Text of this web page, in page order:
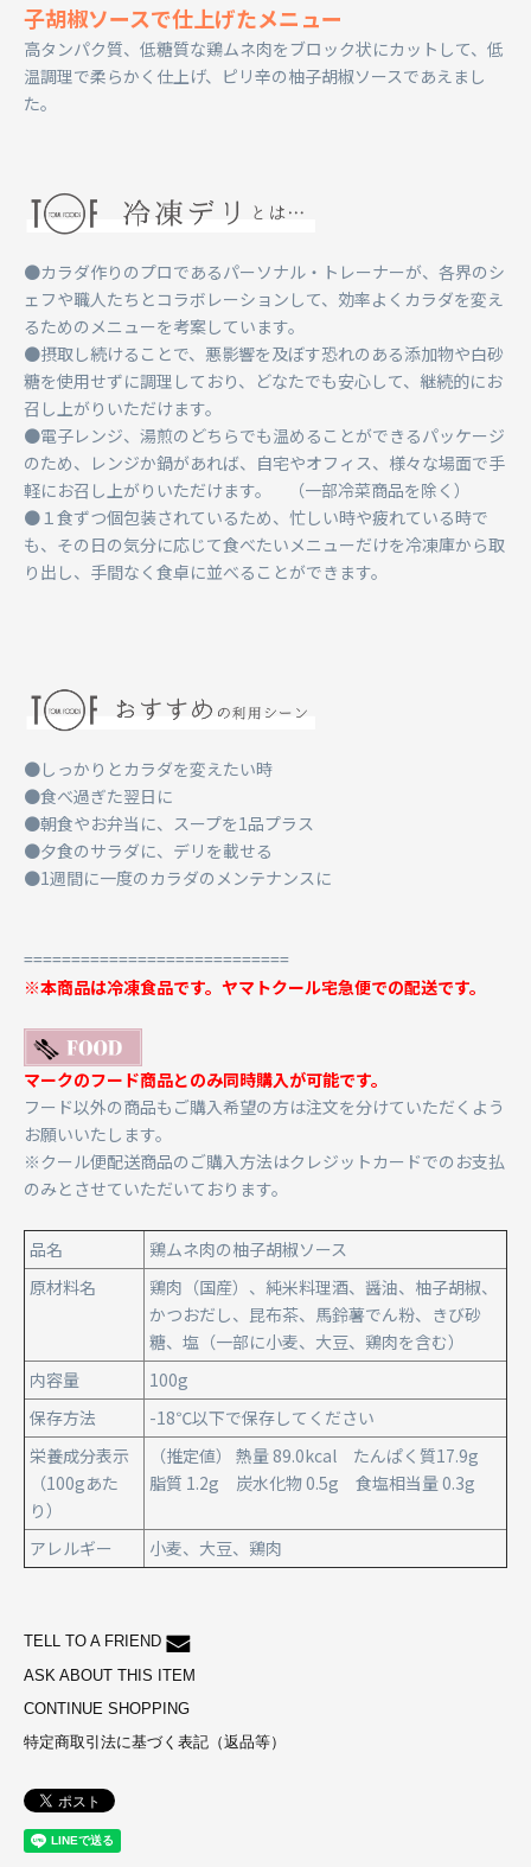
子胡椒ソースで仕上げたメニュー
高タンパク質、低糖質な鶏ムネ肉をブロック状にカットして、低
温調理で柔らかく仕上げ、ピリ辛の柚子胡椒ソースであえまし
た。
●カラダ作りのプロであるパーソナル・トレーナーが、各界のシ
ェフや職人たちとコラボレーションして、効率よくカラダを変え
るためのメニューを考案しています。
●摂取し続けることで、悪影響を及ぼす恐れのある添加物や白砂
糖を使用せずに調理しており、どなたでも安心して、継続的にお
召し上がりいただけます。
●電子レンジ、湯煎のどちらでも温めることができるパッケージ
のため、レンジか鍋があれば、自宅やオフィス、様々な場面で手
軽にお召し上がりいただけます。 （一部冷菜商品を除く）
●１食ずつ個包装されているため、忙しい時や疲れている時で
も、その日の気分に応じて食べたいメニューだけを冷凍庫から取
り出し、手間なく食卓に並べることができます。
●しっかりとカラダを変えたい時
●食べ過ぎた翌日に
●朝食やお弁当に、スープを1品プラス
●夕食のサラダに、デリを載せる
●1週間に一度のカラダのメンテナンスに
============================
※本商品は冷凍食品です。ヤマトクール宅急便での配送です。
マークのフード商品とのみ同時購入が可能です。
フード以外の商品もご購入希望の方は注文を分けていただくよう
お願いいたします。
※クール便配送商品のご購入方法はクレジットカードでのお支払
のみとさせていただいております。
品名
鶏ムネ肉の柚子胡椒ソース
原材料名
鶏肉（国産）、純米料理酒、醤油、柚子胡椒、
かつおだし、昆布茶、馬鈴薯でん粉、きび砂
糖、塩（一部に小麦、大豆、鶏肉を含む）
内容量
100g
保存方法
-18℃以下で保存してください
栄養成分表示
（100gあた
り）
（推定値） 熱量 89.0kcal たんぱく質17.9g
脂質 1.2g 炭水化物 0.5g 食塩相当量 0.3g
アレルギー 小麦、大豆、鶏肉
TELL TO A FRIEND
ASK ABOUT THIS ITEM
CONTINUE SHOPPING
特定商取引法に基づく表記（返品等）